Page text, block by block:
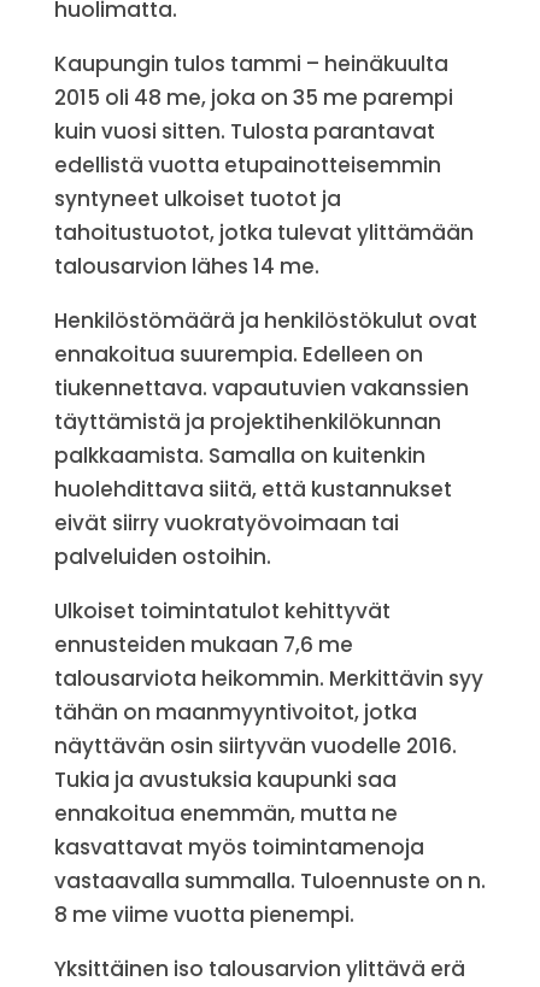
huolimatta.
Kaupungin tulos tammi – heinäkuulta
2015 oli 48 me, joka on 35 me parempi
kuin vuosi sitten. Tulosta parantavat
edellistä vuotta etupainotteisemmin
syntyneet ulkoiset tuotot ja
tahoitustuotot, jotka tulevat ylittämään
talousarvion lähes 14 me.
Henkilöstömäärä ja henkilöstökulut ovat
ennakoitua suurempia. Edelleen on
tiukennettava. vapautuvien vakanssien
täyttämistä ja projektihenkilökunnan
palkkaamista. Samalla on kuitenkin
huolehdittava siitä, että kustannukset
eivät siirry vuokratyövoimaan tai
palveluiden ostoihin.
Ulkoiset toimintatulot kehittyvät
ennusteiden mukaan 7,6 me
talousarviota heikommin. Merkittävin syy
tähän on maanmyyntivoitot, jotka
näyttävän osin siirtyvän vuodelle 2016.
Tukia ja avustuksia kaupunki saa
ennakoitua enemmän, mutta ne
kasvattavat myös toimintamenoja
vastaavalla summalla. Tuloennuste on n.
8 me viime vuotta pienempi.
Yksittäinen iso talousarvion ylittävä erä